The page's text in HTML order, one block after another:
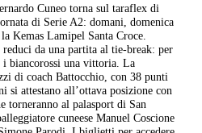
Cuneo torna sul taraflex di
di Serie A2: domani, domenica
Kemas Lamipel Santa Croce.
da una partita al tie-break: per
biancorossi una vittoria. La
di coach Battocchio, con 38 punti
si attestano all’ottava posizione con
torneranno al palasport di San
cuneese Manuel Coscione